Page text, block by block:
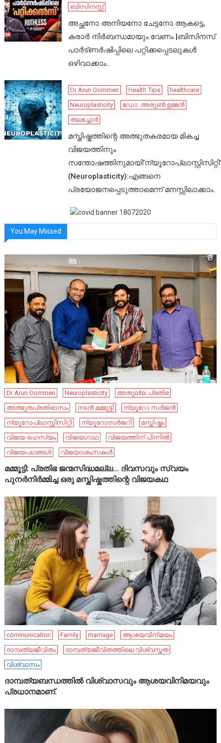
ബിസിനസ്സ്
അച്ഛനോ അനിയനോ ചേട്ടനോ ആകട്ടെ,
കരാർ നിർബന്ധമായും വേണം |ബിസിനസ്
പാർട്ണർഷിപ്പിലെ പറ്റിക്കപ്പെടലുകൾ
ഒഴിവാക്കാം..
Dr Arun Oommen Health Tips
healthcare
Neuroplasticity
ഡോ .അരുൺ ഉമ്മൻ
തലച്ചോർ
മസ്തിഷ്കത്തിന്റെ അത്ഭുതകരമായ മികച്ച
വിജയത്തിനും
സന്തോഷത്തിനുമായി’ന്യൂറോപ്ലാസ്റ്റിസിറ്റി’
(Neuroplasticity):എങ്ങനെ
പ്രയോജനപ്പെടുത്താമെന്ന് മനസ്സിലാക്കാം.
You May Missed
Dr Arun Oommen Neuroplasticity
അതുല്യ പ്രതിഭ
അത്ഭുതപ്രതിഭാസം
നടൻ മമ്മൂട്ടി
ന്യൂറോ സർജൻ
ന്യൂറോപ്ലാസ്റ്റിസിറ്റി
ന്യൂറോസർജറി
മസ്തിഷ്കം
വിജയ രഹസ്യം
വിജയഗാഥ
വിജയത്തിന് പിന്നിൽ
വിജയപഥങ്ങൾ
വിജയാശംസകൾ
മമ്മൂട്ടി: പ്രതിഭ ജന്മസിദ്ധമല്ല… ദിവസവും സ്വയം
പുനർനിർമ്മിച്ച ഒരു മസ്തിഷ്കത്തിന്റെ വിജയകഥ
communication Family marriage
ആശയവിനിമയം
ദാമ്പത്യജീവിതം
ദാമ്പത്യജീവിതത്തിലെ വിശ്വസ്തത
വിശ്വാസം
ദാമ്പത്യബന്ധത്തിൽ വിശ്വാസവും ആശയവിനിമയവും
പ്രധാനമാണ്.